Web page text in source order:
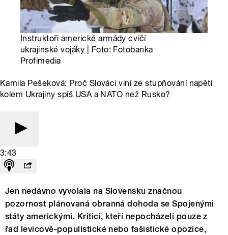
Instruktoři americké armády cvičí
ukrajinské vojáky | Foto: Fotobanka
Profimedia
Kamila Pešeková: Proč Slováci viní ze stupňování napětí
kolem Ukrajiny spíš USA a NATO než Rusko?
3:43
Jen nedávno vyvolala na Slovensku značnou
pozornost plánovaná obranná dohoda se Spojenými
státy americkými. Kritici, kteří nepocházeli pouze z
řad levicově-populistické nebo fašistické opozice,